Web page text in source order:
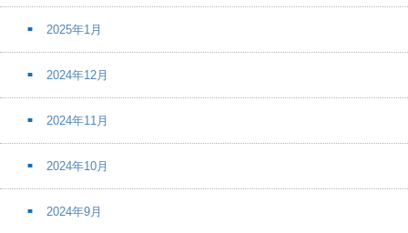
2025年1月
2024年12月
2024年11月
2024年10月
2024年9月